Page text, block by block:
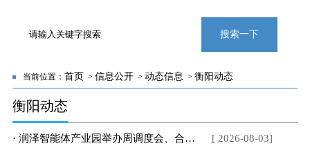
搜索一下
当前位置： 首页 > 信息公开> 动态信息 > 衡阳动态
衡阳动态
· 润泽智能体产业园举办周调度会、合作共建签约等系列活动
[ 2026-08-03]